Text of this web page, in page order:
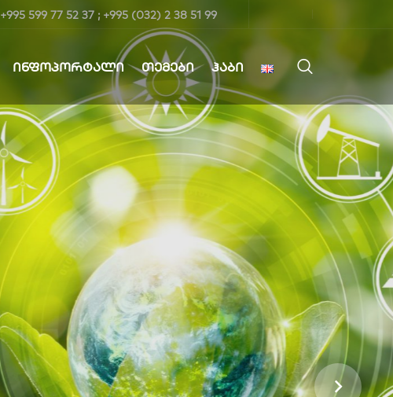
+995 599 77 52 37 ; +995 (032) 2 38 51 99
ᲘᲜᲤᲝᲞᲝᲠᲢᲐᲚᲘ ᲗᲔᲛᲔᲑᲘ ᲰᲐᲑᲘ